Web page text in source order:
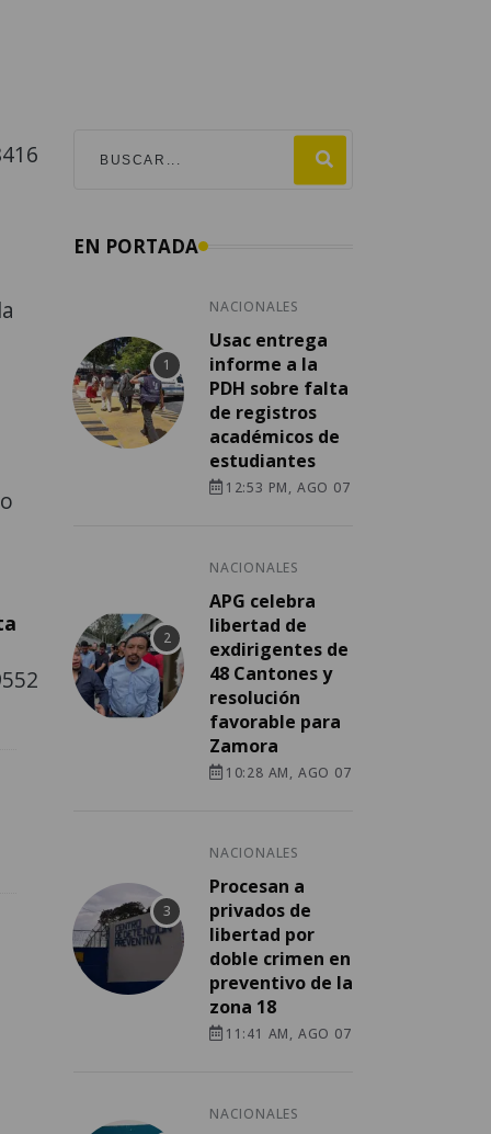
EN PORTADA
NACIONALES
Usac entrega
informe a la
PDH sobre falta
de registros
académicos de
estudiantes
12:53 PM, AGO 07
NACIONALES
APG celebra
libertad de
exdirigentes de
48 Cantones y
resolución
favorable para
Zamora
10:28 AM, AGO 07
NACIONALES
Procesan a
privados de
libertad por
doble crimen en
preventivo de la
zona 18
11:41 AM, AGO 07
NACIONALES